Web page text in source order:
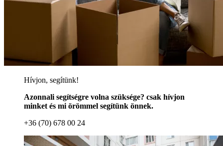
Hívjon, segítünk!
Azonnali segítségre volna szüksége? csak hívjon
minket és mi örömmel segítünk önnek.
+36 (70) 678 00 24